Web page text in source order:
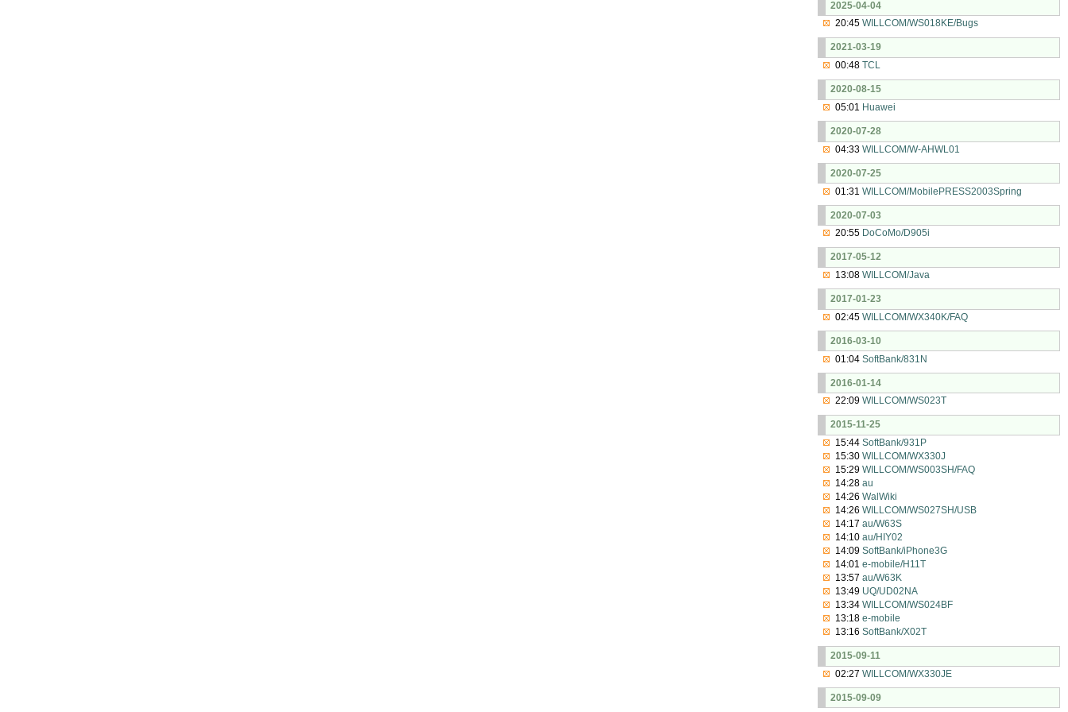
2025-04-04
20:45WILLCOM/WS018KE/Bugs
2021-03-19
00:48TCL
2020-08-15
05:01 Huawei
2020-07-28
04:33WILLCOM/W-AHWL01
2020-07-25
01:31WILLCOM/MobilePRESS2003Spring
2020-07-03
20:55 DoCoMo/D905i
2017-05-12
13:08WILLCOM/Java
2017-01-23
02:45WILLCOM/WX340K/FAQ
2016-03-10
01:04SoftBank/831N
2016-01-14
22:09WILLCOM/WS023T
2015-11-25
15:44SoftBank/931P
15:30WILLCOM/WX330J
15:29WILLCOM/WS003SH/FAQ
14:28au
14:26WalWiki
14:26WILLCOM/WS027SH/USB
14:17au/W63S
14:10au/HIY02
14:09SoftBank/iPhone3G
14:01e-mobile/H11T
13:57au/W63K
13:49 UQ/UD02NA
13:34WILLCOM/WS024BF
13:18e-mobile
13:16SoftBank/X02T
2015-09-11
02:27WILLCOM/WX330JE
2015-09-09